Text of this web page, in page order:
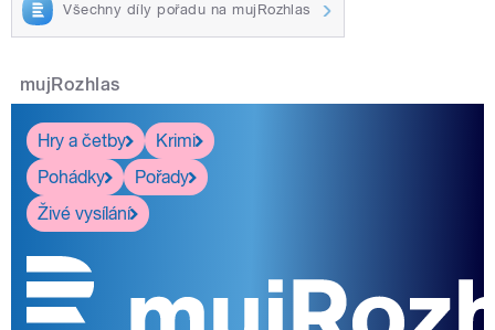
Všechny díly pořadu na mujRozhlas
mujRozhlas
Hry a četby
Krimi
Pohádky
Pořady
Živé vysílání